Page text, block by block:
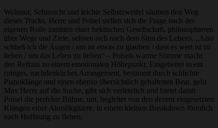
Wehmut, Sehnsucht und leichte Selbstzweifel säumen den Weg
dieses Tracks. Herre und Poisel stellen sich die Frage nach der
eigenen Rolle inmitten einer hektischen Gesellschaft, philosophieren
über Wege und Ziele, sehnen sich nach dem Sinn des Lebens. „Also
schließ ich die Augen / um an etwas zu glauben / dass es wert ist zu
lieben / um das Leben zu lieben“ – Poisels warme Stimme macht
den Refrain zu einem emotionalen Höhepunkt. Eingebettet in ein
ruhiges, nachdenkliches Arrangement, bestimmt durch schlichte
Pianoklänge und einen ebenso übersichtlich gehaltenen Beat, geht
Max Herre auf die Suche, gibt sich verletzlich und bietet damit
Poisel die perfekte Bühne, um, begleitet von den dezent eingesetzten
Klängen einer Akustikgitarre, in einem kleinen Breakdown förmlich
nach Hoffnung zu flehen.